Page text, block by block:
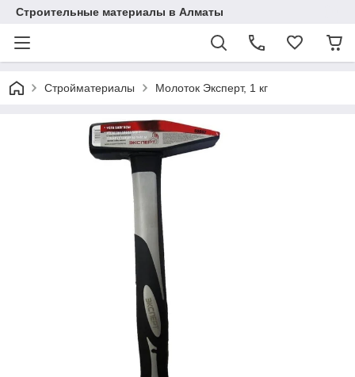
Строительные материалы в Алматы
Стройматериалы Молоток Эксперт, 1 кг